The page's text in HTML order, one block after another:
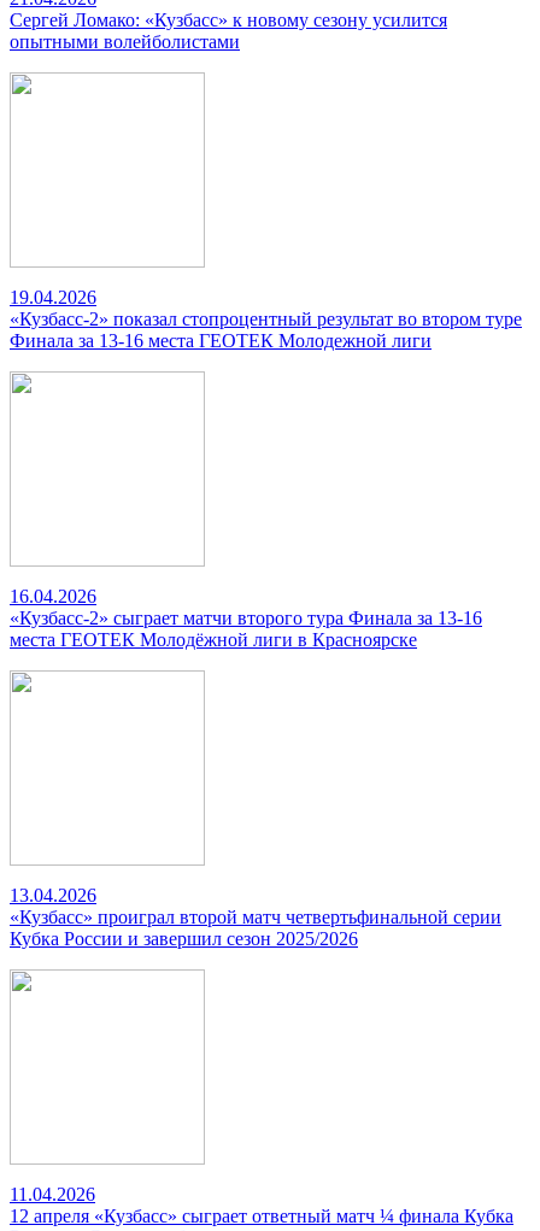
Сергей Ломако: «Кузбасс» к новому сезону усилится
опытными волейболистами
19.04.2026
«Кузбасс-2» показал стопроцентный результат во втором туре
Финала за 13-16 места ГЕОТЕК Молодежной лиги
16.04.2026
«Кузбасс-2» сыграет матчи второго тура Финала за 13-16
места ГЕОТЕК Молодёжной лиги в Красноярске
13.04.2026
«Кузбасс» проиграл второй матч четвертьфинальной серии
Кубка России и завершил сезон 2025/2026
11.04.2026
12 апреля «Кузбасс» сыграет ответный матч ¼ финала Кубка